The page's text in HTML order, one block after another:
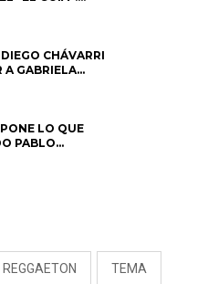
TODOS LOS
AQUÍ
CHÁVARRI
A GABRIELA
SU SALIDA
LO QUE
PABLO
FULLER: “UNA
EL
REGGAETON TEMA